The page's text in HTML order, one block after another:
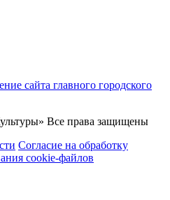
сайта главного городского
Все права защищены
Согласие на обработку
cookie-файлов